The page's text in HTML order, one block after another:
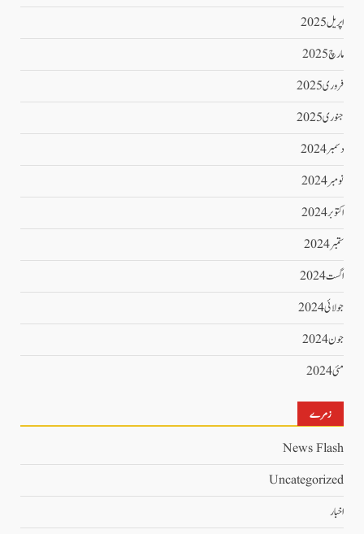
اپریل 2025
مارچ 2025
فروری 2025
جنوری 2025
دسمبر 2024
نومبر 2024
اکتوبر 2024
ستمبر 2024
اگست 2024
جولائی 2024
جون 2024
مئی 2024
زمرے
News Flash
Uncategorized
اخبار